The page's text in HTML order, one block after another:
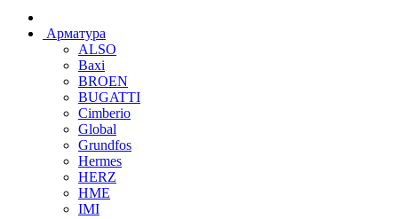
Арматура
ALSO
Baxi
BROEN
BUGATTI
Cimberio
Global
Grundfos
Hermes
HERZ
HME
IMI